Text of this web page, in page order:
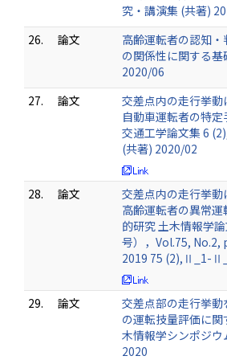
究・講演集 (共著)
26.
論文
高齢運転者の認知
の関係性に関する
2020/06
27.
論文
交差点内の走行挙動
自動車運転者の特
交通工学論文集 6
(共著) 2020/02
28. 論文
交差点内の走行挙動
高齢運転者の異常
的研究 土木情報学
号），Vol.75,
2019 75 (2),Ⅱ_1-
29. 論文
交差点部の走行挙
の運転技量評価に
木情報学シンポジウ
2020